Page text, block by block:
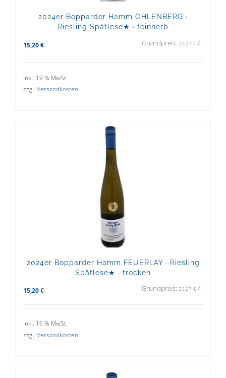
2024er Bopparder Hamm OHLENBERG ·
Riesling Spätlese★ · feinherb
15,20 € Grundpreis: 20,27 € / l
inkl. 19 % MwSt.
zzgl. Versandkosten
2024er Bopparder Hamm FEUERLAY · Riesling
Spätlese★ · trocken
15,20 € Grundpreis: 20,27 € / l
inkl. 19 % MwSt.
zzgl. Versandkosten